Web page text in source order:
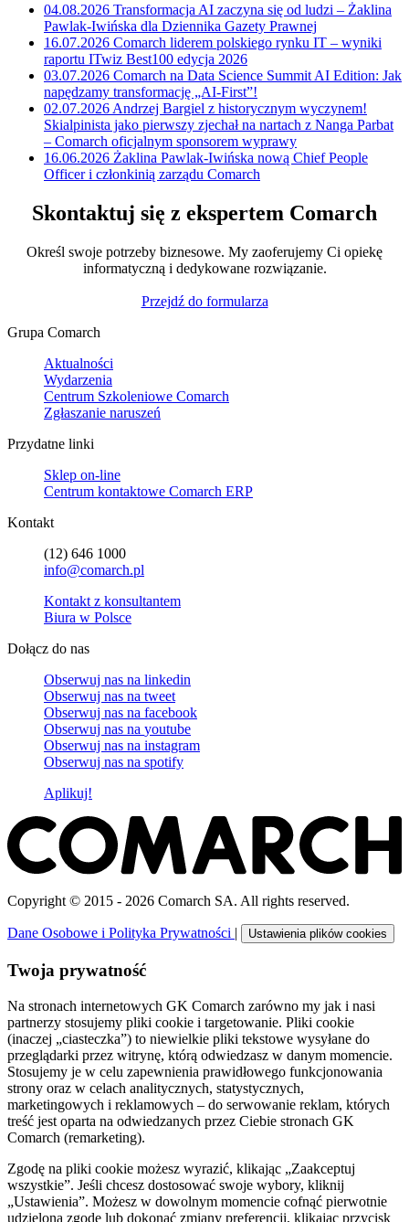
04.08.2026 Transformacja AI zaczyna się od ludzi – Żaklina
Pawlak-Iwińska dla Dziennika Gazety Prawnej
16.07.2026 Comarch liderem polskiego rynku IT – wyniki
raportu ITwiz Best100 edycja 2026
03.07.2026 Comarch na Data Science Summit AI Edition: Jak
napędzamy transformację „AI-First”!
02.07.2026 Andrzej Bargiel z historycznym wyczynem!
Skialpinista jako pierwszy zjechał na nartach z Nanga Parbat
– Comarch oficjalnym sponsorem wyprawy
16.06.2026 Żaklina Pawlak-Iwińska nową Chief People
Officer i członkinią zarządu Comarch
Skontaktuj się z ekspertem Comarch
Określ swoje potrzeby biznesowe. My zaoferujemy Ci opiekę
informatyczną i dedykowane rozwiązanie.
Przejdź do formularza
Grupa Comarch
Aktualności
Wydarzenia
Centrum Szkoleniowe Comarch
Zgłaszanie naruszeń
Przydatne linki
Sklep on-line
Centrum kontaktowe Comarch ERP
Kontakt
(12) 646 1000
info@comarch.pl
Kontakt z konsultantem
Biura w Polsce
Dołącz do nas
Obserwuj nas na linkedin
Obserwuj nas na tweet
Obserwuj nas na facebook
Obserwuj nas na youtube
Obserwuj nas na instagram
Obserwuj nas na spotify
Aplikuj!
Copyright © 2015 - 2026 Comarch SA. All rights reserved.
Dane Osobowe i Polityka Prywatności | Ustawienia plików cookies
Twoja prywatność
Na stronach internetowych GK Comarch zarówno my jak i nasi
partnerzy stosujemy pliki cookie i targetowanie. Pliki cookie
(inaczej „ciasteczka”) to niewielkie pliki tekstowe wysyłane do
przeglądarki przez witrynę, którą odwiedzasz w danym momencie.
Stosujemy je w celu zapewnienia prawidłowego funkcjonowania
strony oraz w celach analitycznych, statystycznych,
marketingowych i reklamowych – do serwowanie reklam, których
treść jest oparta na odwiedzanych przez Ciebie stronach GK
Comarch (remarketing).
Zgodę na pliki cookie możesz wyrazić, klikając „Zaakceptuj
wszystkie”. Jeśli chcesz dostosować swoje wybory, kliknij
„Ustawienia”. Możesz w dowolnym momencie cofnąć pierwotnie
udzieloną zgodę lub dokonać zmiany preferencji, klikając przycisk